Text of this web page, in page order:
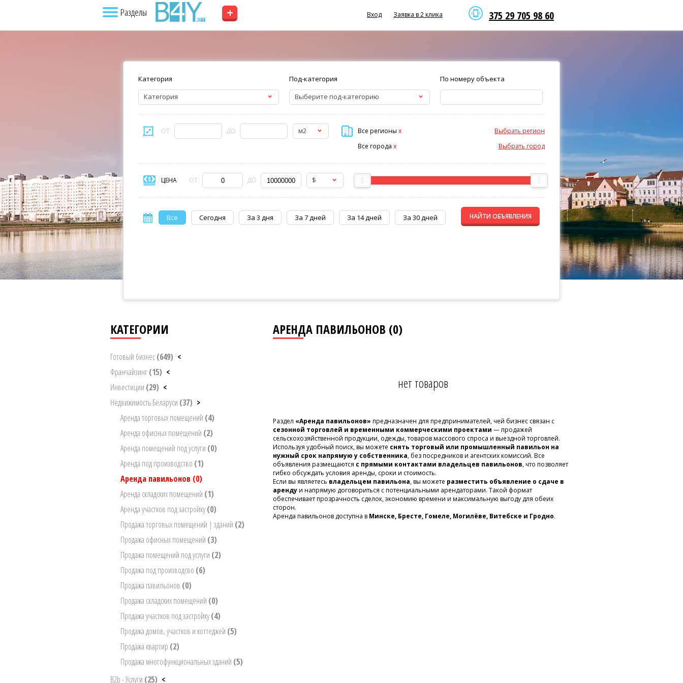
Разделы + 375 29 705 98 60
Вход Заявка в 2 клика
Категория
Категория
Под-категория
Выберите под-категорию
По номеру объекта
ОТ ДО м2 Все регионы Выбрать регион
x
Все города
Выбрать город
x
ЦЕНА ОТ ДО $
Все Сегодня За 3 дня За 7 дней За 14 дней За 30 дней НАЙТИ ОБЪЯВЛЕНИЯ
КАТЕГОРИИ
Готовый бизнес(649) <
Франчайзинг(15) <
Инвестиции (29) <
Недвижимость Беларуси (37) >
Аренда торговых помещений (4)
Аренда офисных помещений (2)
Аренда помещений под услуги (0)
Аренда под производство (1)
Аренда павильонов (0)
Аренда складских помещений (1)
Аренда участков под застройку(0)
Продажа торговых помещений | зданий (2)
Продажа офисных помещений (3)
Продажа помещений под услуги (2)
Продажа под производсво (6)
Продажа павильонов (0)
Продажа складских помещений (0)
Продажа участков под застройку(4)
Продажа домов, участков и коттеджей (5)
Продажа квартир (2)
Продажа многофункциональных зданий (5)
B2b - Услуги (25) <
АРЕНДА ПАВИЛЬОНОВ (0)
нет товаров
Раздел «Аренда павильонов» предназначен для предпринимателей, чей бизнес связан с
сезонной торговлей и временными коммерческими проектами — продажей
сельскохозяйственной продукции, одежды, товаров массового спроса и выездной торговлей.
Используя удобный поиск, вы можете снять торговый или промышленный павильон на
нужный срок напрямую у собственника, без посредников и агентских комиссий. Все
объявления размещаются с прямыми контактами владельцев павильонов, что позволяет
гибко обсуждать условия аренды, сроки и стоимость.
Если вы являетесь владельцем павильона, вы можете разместить объявление о сдаче в
арендуи напрямую договориться с потенциальными арендаторами. Такой формат
обеспечивает прозрачность сделок, экономию времени и максимальную выгоду для обеих
сторон.
Аренда павильонов доступна в Минске, Бресте, Гомеле, Могилёве, Витебске и Гродно.